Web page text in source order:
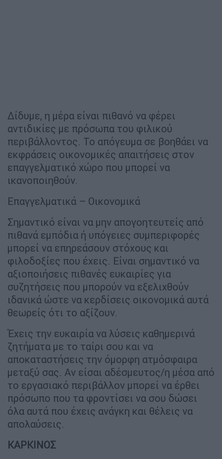
Δίδυμε, η μέρα είναι πιθανό να φέρει
αντιδικίες με πρόσωπα του φιλικού
περιβάλλοντος. Το απόγευμα σε βοηθάει να
εκφράσεις οικονομικές απαιτήσεις στον
επαγγελματικό χώρο που μπορεί να
ικανοποιηθούν.
Επαγγελματικά – Οικονομικά
Σημαντικό είναι να μην απογοητευτείς από
πιθανά εμπόδια ή υπόγειες συμπεριφορές
μπορεί να επηρεάσουν στόχους και
φιλοδοξίες που έχεις. Είναι σημαντικό να
αξιοποιήσεις πιθανές ευκαιρίες για
συζητήσεις που μπορούν να εξελιχθούν
ιδανικά ώστε να κερδίσεις οικονομικά αυτά
θεωρείς ότι το αξίζουν.
Έχεις την ευκαιρία να λύσεις καθημερινά
ζητήματα με το ταίρι σου και να
αποκαταστήσεις την όμορφη ατμόσφαιρα
μεταξύ σας. Αν είσαι αδέσμευτος/η μέσα από
το εργασιακό περιβάλλον μπορεί να έρθει
πρόσωπο που τα φροντίσει να σου δώσει
όλα αυτά που έχεις ανάγκη και θέλεις να
απολαύσεις.
ΚΑΡΚΙΝΟΣ